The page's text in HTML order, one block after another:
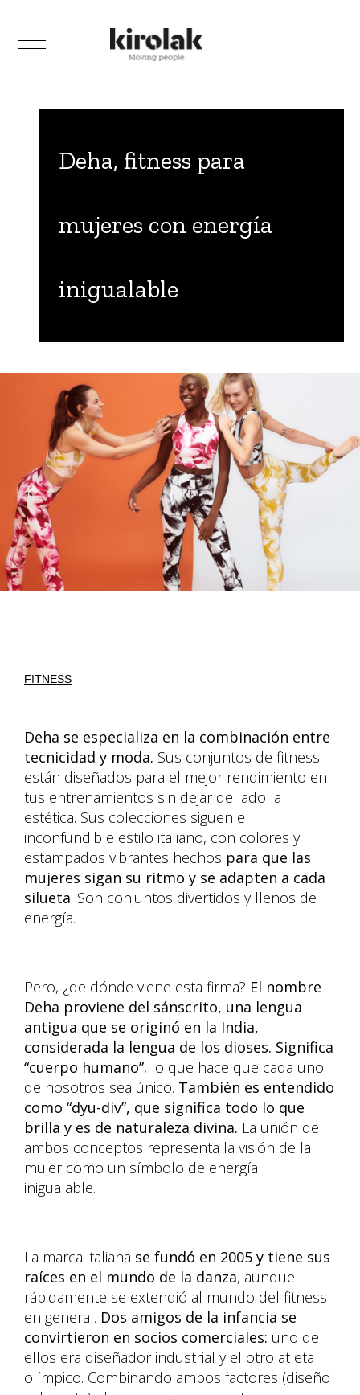
Deha, fitness para
mujeres con energía
inigualable
FITNESS
Deha se especializa en la combinación entre
tecnicidad y moda. Sus conjuntos de fitness
están diseñados para el mejor rendimiento en
tus entrenamientos sin dejar de lado la
estética. Sus colecciones siguen el
inconfundible estilo italiano, con colores y
estampados vibrantes hechos para que las
mujeres sigan su ritmo y se adapten a cada
silueta. Son conjuntos divertidos y llenos de
energía.
Pero, ¿de dónde viene esta firma? El nombre
Deha proviene del sánscrito, una lengua
antigua que se originó en la India,
considerada la lengua de los dioses. Significa
“cuerpo humano”, lo que hace que cada uno
de nosotros sea único. También es entendido
como “dyu-div”, que significa todo lo que
brilla y es de naturaleza divina. La unión de
ambos conceptos representa la visión de la
mujer como un símbolo de energía
inigualable.
La marca italiana se fundó en 2005 y tiene sus
raíces en el mundo de la danza, aunque
rápidamente se extendió al mundo del fitness
en general. Dos amigos de la infancia se
convirtieron en socios comerciales: uno de
ellos era diseñador industrial y el otro atleta
olímpico. Combinando ambos factores (diseño